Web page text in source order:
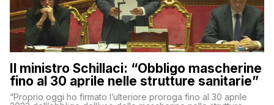
Il ministro Schillaci: “Obbligo mascherine
fino al 30 aprile nelle strutture sanitarie”
“Proprio oggi ho firmato l’ulteriore proroga fino al 30 aprile